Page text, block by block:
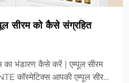
सीरम को कैसे संग्रहित
का भंडारण कैसे करें | एम्पूल सीरम
कॉस्मेटिक्स आपकी एम्पूल सीरम